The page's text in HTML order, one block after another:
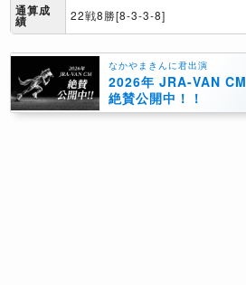
通算成
績 22戦8勝[8-3-3-8]
なかやまきんに君出演
2026年 JRA-VAN CM
絶賛公開中！！